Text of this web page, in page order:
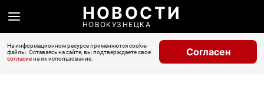
НОВОСТИ
НОВОКУЗНЕЦКА
На информационном ресурсе применяются cookie-
файлы. Оставаясь на сайте, вы подтверждаете свое
согласиена их использование.
Согласен